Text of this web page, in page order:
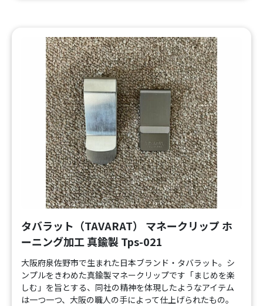
タバラット（TAVARAT） マネークリップ ホ
ーニング加工 真鍮製 Tps-021
大阪府泉佐野市で生まれた日本ブランド・タバラット。シ
ンプルをきわめた真鍮製マネークリップです「まじめを楽
しむ」を旨とする、同社の精神を体現したようなアイテム
は一つ一つ、大阪の職人の手によって仕上げられたもの。